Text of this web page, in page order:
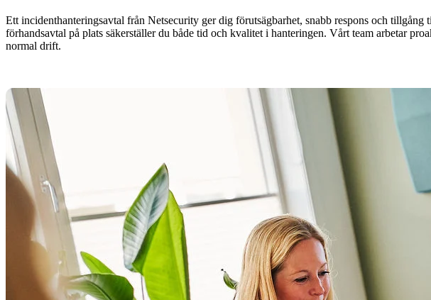
Ett incidenthanteringsavtal från Netsecurity ger dig förutsägbarhet, snabb respons och
förhandsavtal på plats säkerställer du både tid och kvalitet i hanteringen. Vårt team arbetar
normal drift.